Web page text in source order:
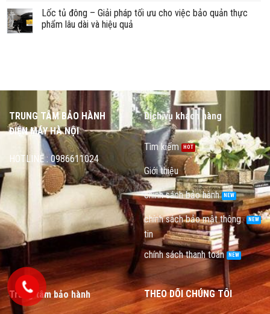
Lốc tủ đông – Giải pháp tối ưu cho việc bảo quản thực
phẩm lâu dài và hiệu quả
TRUNG TÂM BẢO HÀNH
ĐIỆN MÁY HÀ NỘI
HOTLINE : 0986611024
Dịch vụ khách hàng
Tìm kiếm
Giới thiệu
chính sách bảo hành
chính sách bảo mật thông
tin
chính sách thanh toán
Trung tâm bảo hành THEO DÕI CHÚNG TÔI